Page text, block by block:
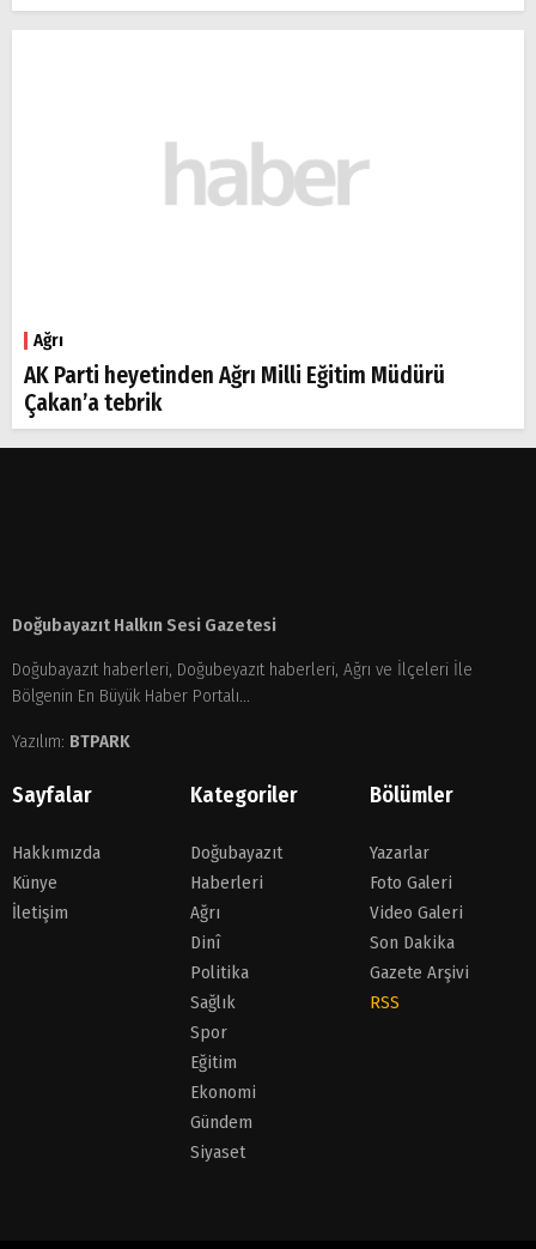
Ağrı
AK Parti heyetinden Ağrı Milli Eğitim Müdürü
Çakan’a tebrik
Doğubayazıt Halkın Sesi Gazetesi
Doğubayazıt haberleri, Doğubeyazıt haberleri, Ağrı ve İlçeleri İle
Bölgenin En Büyük Haber Portalı...
Yazılım: BTPARK
Sayfalar
Hakkımızda
Künye
İletişim
Kategoriler
Doğubayazıt
Haberleri
Ağrı
Dinî
Politika
Sağlık
Spor
Eğitim
Ekonomi
Gündem
Siyaset
Bölümler
Yazarlar
Foto Galeri
Video Galeri
Son Dakika
Gazete Arşivi
RSS